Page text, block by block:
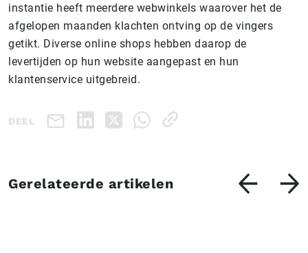
instantie heeft meerdere webwinkels waarover het de
afgelopen maanden klachten ontving op de vingers
getikt. Diverse online shops hebben daarop de
levertijden op hun website aangepast en hun
klantenservice uitgebreid.
DEEL
Gerelateerde artikelen